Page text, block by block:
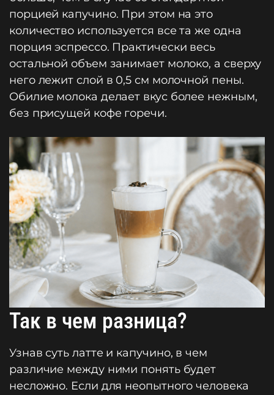
порцией капучино. При этом на это
количество используется все та же одна
порция эспрессо. Практически весь
остальной объем занимает молоко, а сверху
него лежит слой в 0,5 см молочной пены.
Обилие молока делает вкус более нежным,
без присущей кофе горечи.
Так в чем разница?
Узнав суть латте и капучино, в чем
различие между ними понять будет
несложно. Если для неопытного человека